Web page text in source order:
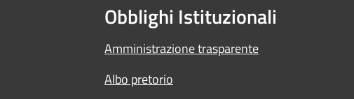
Obblighi Istituzionali
Amministrazione trasparente
Albo pretorio